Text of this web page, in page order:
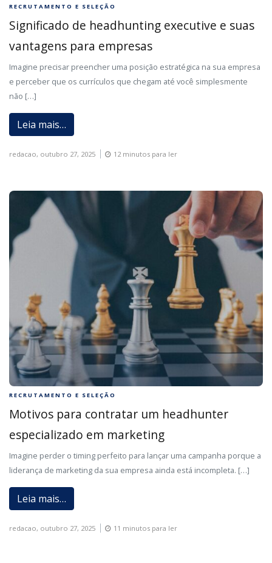
RECRUTAMENTO E SELEÇÃO
Significado de headhunting executive e suas
vantagens para empresas
Imagine precisar preencher uma posição estratégica na sua empresa
e perceber que os currículos que chegam até você simplesmente
não […]
Leia mais…
redacao, outubro 27, 2025 12 minutos para ler
RECRUTAMENTO E SELEÇÃO
Motivos para contratar um headhunter
especializado em marketing
Imagine perder o timing perfeito para lançar uma campanha porque a
liderança de marketing da sua empresa ainda está incompleta. […]
Leia mais…
redacao, outubro 27, 2025 11 minutos para ler